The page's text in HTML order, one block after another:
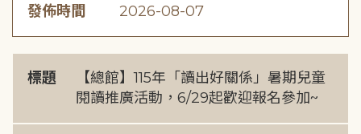
發佈時間 2026-08-07
標題
【總館】115年「讀出好關係」暑期兒童
閱讀推廣活動，6/29起歡迎報名參加~